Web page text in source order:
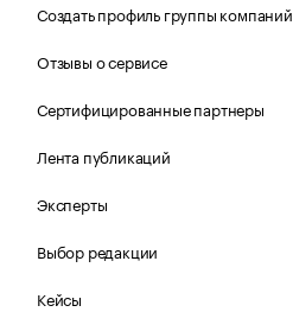
Создать профиль группы компаний
Отзывы о сервисе
Сертифицированные партнеры
Лента публикаций
Эксперты
Выбор редакции
Кейсы